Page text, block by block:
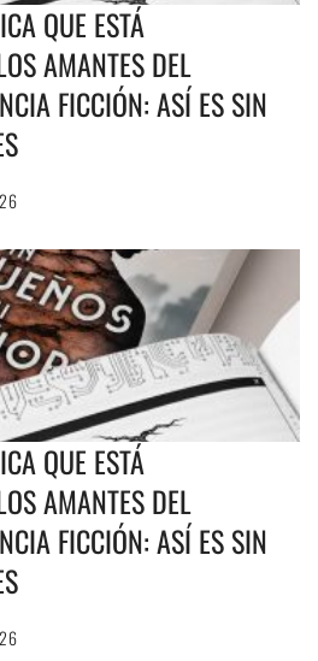
QUE ESTÁ
AMANTES DEL
FICCIÓN: ASÍ ES SIN
QUE ESTÁ
AMANTES DEL
FICCIÓN: ASÍ ES SIN